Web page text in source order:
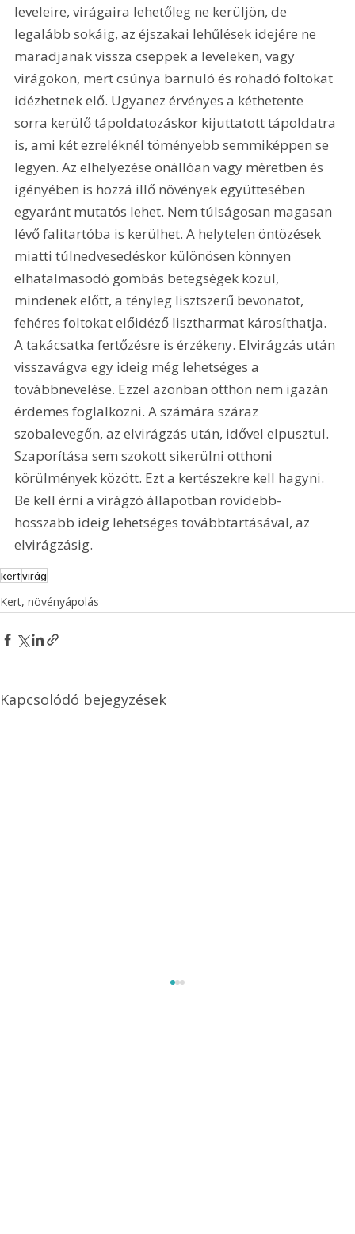
leveleire, virágaira lehetőleg ne kerüljön, de
legalább sokáig, az éjszakai lehűlések idejére ne
maradjanak vissza cseppek a leveleken, vagy
virágokon, mert csúnya barnuló és rohadó foltokat
idézhetnek elő. Ugyanez érvényes a kéthetente
sorra kerülő tápoldatozáskor kijuttatott tápoldatra
is, ami két ezreléknél töményebb semmiképpen se
legyen. Az elhelyezése önállóan vagy méretben és
igényében is hozzá illő növények együttesében
egyaránt mutatós lehet. Nem túlságosan magasan
lévő falitartóba is kerülhet. A helytelen öntözések
miatti túlnedvesedéskor különösen könnyen
elhatalmasodó gombás betegségek közül,
mindenek előtt, a tényleg lisztszerű bevonatot,
fehéres foltokat előidéző lisztharmat károsíthatja.
A takácsatka fertőzésre is érzékeny. Elvirágzás után
visszavágva egy ideig még lehetséges a
továbbnevelése. Ezzel azonban otthon nem igazán
érdemes foglalkozni. A számára száraz
szobalevegőn, az elvirágzás után, idővel elpusztul.
Szaporítása sem szokott sikerülni otthoni
körülmények között. Ezt a kertészekre kell hagyni.
Be kell érni a virágzó állapotban rövidebb-
hosszabb ideig lehetséges továbbtartásával, az
elvirágzásig.
kertvirág
Kert, növényápolás
Kapcsolódó bejegyzések